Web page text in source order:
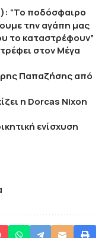
“Το ποδόσφαιρο
την αγάπη μας
το καταστρέφουν”
στον Μέγα
Παπαζήσης από
η Dorcas Nixon
ενίσχυση